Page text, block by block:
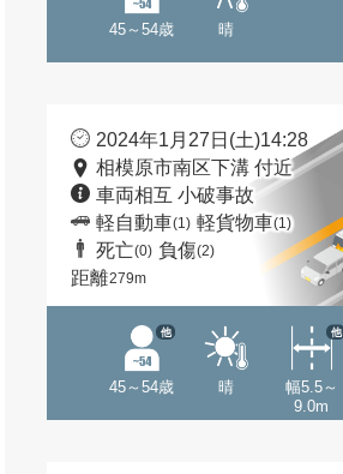
45～54歳 晴
2024年1月27日(土)14:28
相模原市南区下溝 付近
車両相互 小破事故
軽自動車(1) 軽貨物車(1)
死亡(0) 負傷(2)
距離279m
45～54歳
他
晴
幅5.5～
9.0m
他